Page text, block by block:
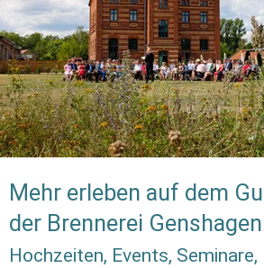
Mehr erleben auf dem
der Brennerei
Hochzeiten, Events,